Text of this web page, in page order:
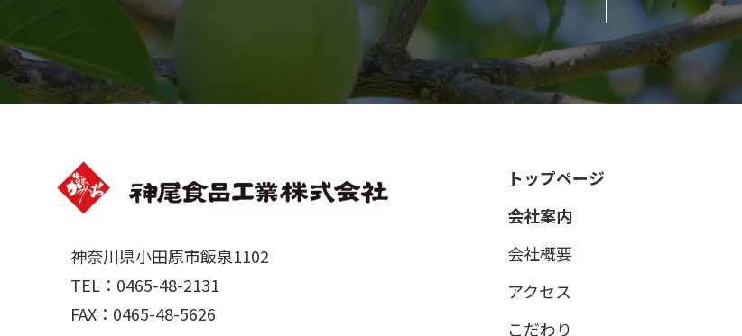
神奈川県小田原市飯泉1102
TEL：0465-48-2131
FAX：0465-48-5626
トップページ
会社案内
会社概要
アクセス
こだわり